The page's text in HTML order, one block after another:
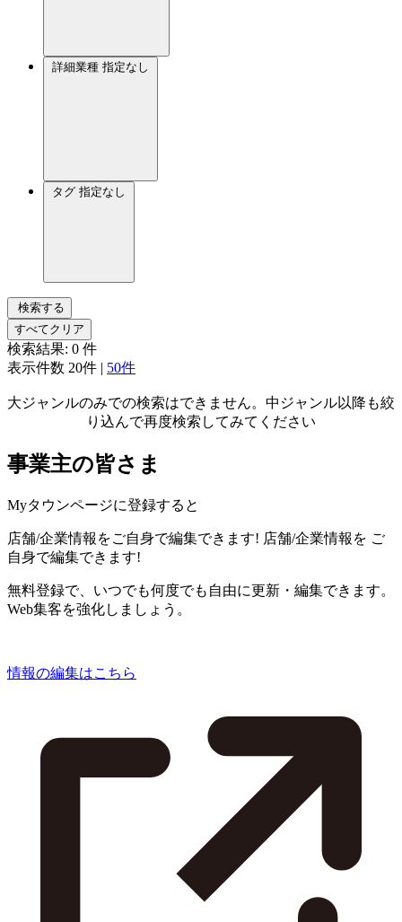
詳細業種 指定なし
タグ 指定なし
検索する
すべてクリア
検索結果: 0 件
表示件数 20件 | 50件
大ジャンルのみでの検索はできません。中ジャンル以降も絞
り込んで再度検索してみてください
事業主の皆さま
Myタウンページに登録すると
店舗/企業情報をご自身で編集できます! 店舗/企業情報を ご
自身で編集できます!
無料登録で、いつでも何度でも自由に更新・編集できます。
Web集客を強化しましょう。
情報の編集はこちら